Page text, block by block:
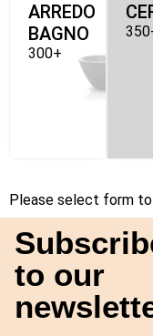
ARREDO
BAGNO
300+
Please select form
to our